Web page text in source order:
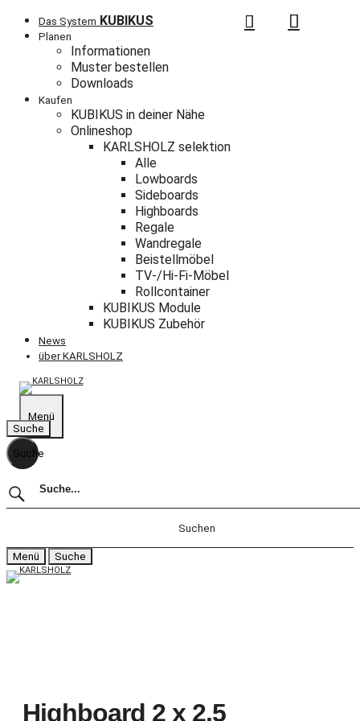
Das System KUBIKUS
Planen
Informationen
Muster bestellen
Downloads
Kaufen
KUBIKUS in deiner Nähe
Onlineshop
KARLSHOLZ selektion
Alle
Lowboards
Sideboards
Highboards
Regale
Wandregale
Beistellmöbel
TV-/Hi-Fi-Möbel
Rollcontainer
KUBIKUS Module
KUBIKUS Zubehör
News
über KARLSHOLZ
KARLSHOLZ
Menü
Suche
Suche
Menü Suche
Highboard 2 x 2.5